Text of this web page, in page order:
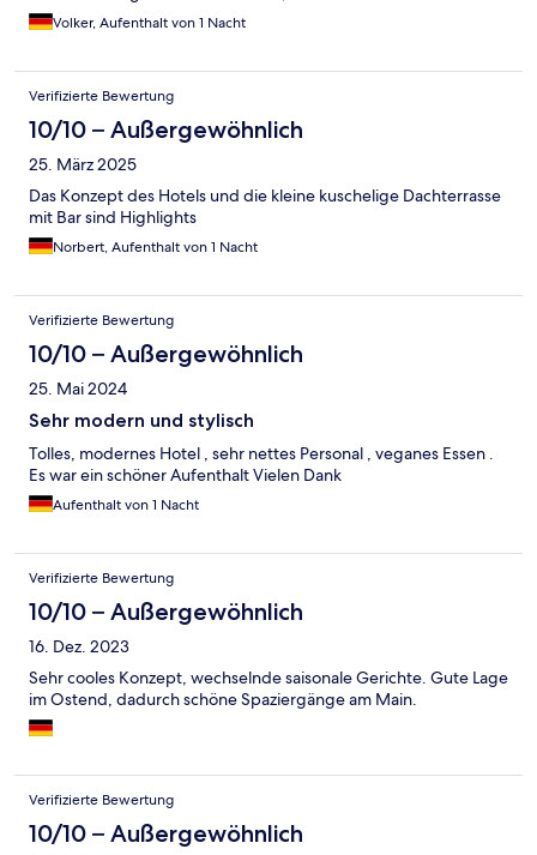
Volker, Aufenthalt von 1 Nacht
Verifizierte Bewertung
10/10 – Außergewöhnlich
25. März 2025
Das Konzept des Hotels und die kleine kuschelige Dachterrasse
mit Bar sind Highlights
Norbert, Aufenthalt von 1 Nacht
Verifizierte Bewertung
10/10 – Außergewöhnlich
25. Mai 2024
Sehr modern und stylisch
Tolles, modernes Hotel , sehr nettes Personal , veganes Essen .
Es war ein schöner Aufenthalt Vielen Dank
Aufenthalt von 1 Nacht
Verifizierte Bewertung
10/10 – Außergewöhnlich
16. Dez. 2023
Sehr cooles Konzept, wechselnde saisonale Gerichte. Gute Lage
im Ostend, dadurch schöne Spaziergänge am Main.
Verifizierte Bewertung
10/10 – Außergewöhnlich